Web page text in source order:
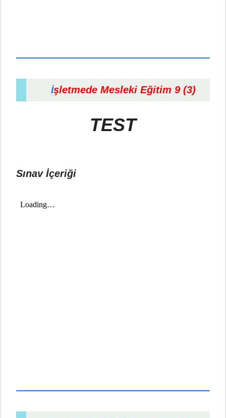
İşletmede Mesleki Eğitim 9 (3)
TEST
Sınav İçeriği